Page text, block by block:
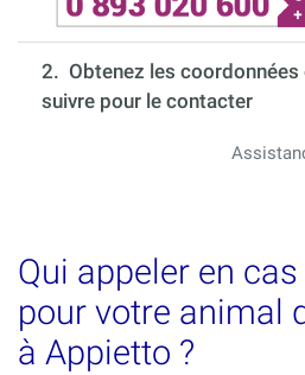
2. Obtenez les coordonnées
suivre pour le contacter
Qui appeler en cas
pour votre animal
à Appietto ?